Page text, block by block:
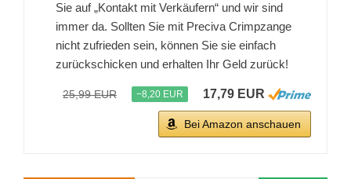
Sie auf „Kontakt mit Verkäufern“ und wir sind
immer da. Sollten Sie mit Preciva Crimpzange
nicht zufrieden sein, können Sie sie einfach
zurückschicken und erhalten Ihr Geld zurück!
25,99 EUR −8,20 EUR 17,79 EUR
Bei Amazon anschauen